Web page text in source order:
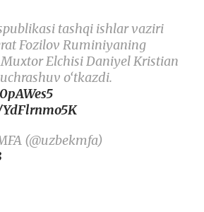
tashqi ishlar vaziri
Fozilov Ruminiyaning
Elchisi Daniyel Kristian
o‘tkazdi.
(@uzbekmfa)